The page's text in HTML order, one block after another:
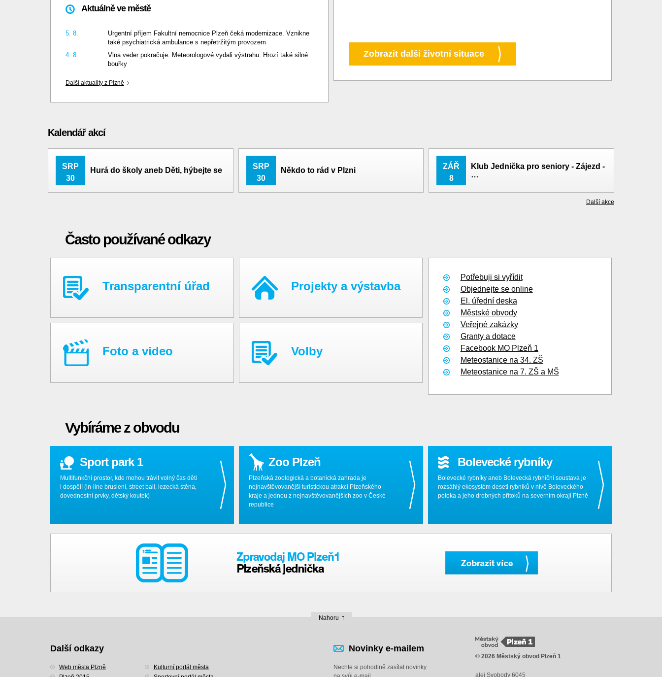
Aktuálně ve městě
5. 8.
Urgentní příjem Fakultní nemocnice Plzeň čeká modernizace. Vznikne
také psychiatrická ambulance s nepřetržitým provozem
4. 8.
Vlna veder pokračuje. Meteorologové vydali výstrahu. Hrozí také silné
bouřky
Další aktuality z Plzně
Zobrazit další životní situace
Kalendář akcí
SRP
30
Hurá do školy aneb Děti, hýbejte se
SRP
30
Někdo to rád v Plzni
ZÁŘ
8
Klub Jednička pro seniory - Zájezd -
…
Další akce
Často používané odkazy
Transparentní úřad
Foto a video
Projekty a výstavba
Volby
Potřebuji si vyřídit
Objednejte se online
El. úřední deska
Městské obvody
Veřejné zakázky
Granty a dotace
Facebook MO Plzeň 1
Meteostanice na 34. ZŠ
Meteostanice na 7. ZŠ a MŠ
Vybíráme z obvodu
Sport park 1
Multifunkční prostor, kde mohou trávit volný čas děti
i dospělí (in-line bruslení, street ball, lezecká stěna,
dovednostní prvky, dětský koutek)
Zoo Plzeň
Plzeňská zoologická a botanická zahrada je
nejnavštěvovanější turistickou atrakcí Plzeňského
kraje a jednou z nejnavštěvovanějších zoo v České
republice
Bolevecké rybníky
Bolevecké rybníky aneb Bolevecká rybniční soustava je
rozsáhlý ekosystém deseti rybníků v nivě Boleveckého
potoka a jeho drobných přítoků na severním okraji Plzně
Nahoru
Další odkazy
Web města Plzně
Kulturní portál města
Novinky e-mailem
Nechte si pohodlně zasílat novinky
© 2026 Městský obvod Plzeň 1
alej Svobody 6045